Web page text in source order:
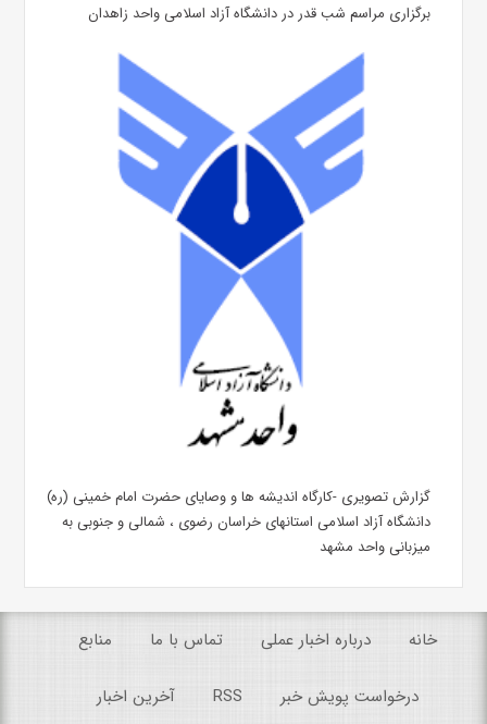
برگزاری مراسم شب قدر در دانشگاه آزاد اسلامی واحد زاهدان
گزارش تصویری -کارگاه اندیشه ها و وصایای حضرت امام خمینی (ره)
دانشگاه آزاد اسلامی استانهای خراسان رضوی ، شمالی و جنوبی به
میزبانی واحد مشهد
خانه درباره اخبار عملی تماس با ما منابع
درخواست پویش خبر RSS آخرین اخبار